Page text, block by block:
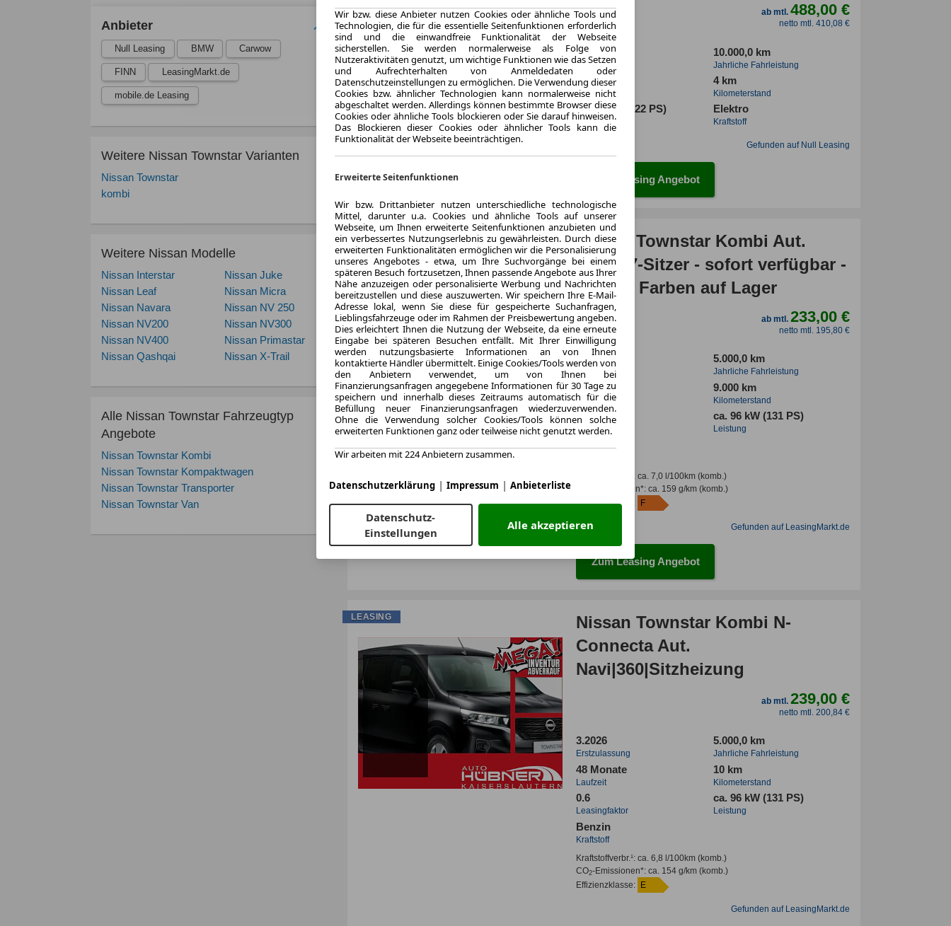
Anbieter
Null Leasing BMW Carwow
FINN LeasingMarkt.de
mobile.de Leasing
Weitere Nissan Townstar Varianten
Nissan Townstar
kombi
Weitere Nissan Modelle
Nissan Interstar
Nissan Juke
Nissan Leaf
Nissan Micra
Nissan Navara
Nissan NV 250
Nissan NV200
Nissan NV300
Nissan NV400
Nissan Primastar
Nissan Qashqai
Nissan X-Trail
Alle Nissan Townstar Fahrzeugtyp
Angebote
Nissan Townstar Kombi
Nissan Townstar Kompaktwagen
Nissan Townstar Transporter
Nissan Townstar Van
ab mtl.488,00 €
netto mtl. 410,08 €
8.2025
Erstzulassung
10.000,0 km
Jahrliche Fahrleistung
48 Monate
Laufzeit
4 km
Kilometerstand
ca. 90 kW (122 PS)
Leistung
Elektro
Kraftstoff
Gefunden auf Null Leasing
Zum Leasing Angebot
Nissan Townstar Kombi Aut.
Tekna 7-Sitzer - sofort verfügbar -
weitere Farben auf Lager
ab mtl.233,00 €
netto mtl. 195,80 €
5.2025
Erstzulassung
5.000,0 km
Jahrliche Fahrleistung
48 Monate
Laufzeit
9.000 km
Kilometerstand
0.6
Leasingfaktor
ca. 96 kW (131 PS)
Leistung
Kraftstoffverbr.¹: ca. 7,0 l/100km(komb.)
-Emissionen*: ca. 159 g/km(komb.)
Effizienzklasse:
F
Gefunden auf LeasingMarkt.de
Zum Leasing Angebot
LEASING
Nissan Townstar Kombi N-
Connecta Aut.
Navi|360|Sitzheizung
ab mtl.239,00 €
netto mtl. 200,84 €
3.2026
Erstzulassung
5.000,0 km
Jahrliche Fahrleistung
48 Monate
Laufzeit
10 km
Kilometerstand
0.6
Leasingfaktor
ca. 96 kW (131 PS)
Leistung
Benzin
Kraftstoff
Kraftstoffverbr.¹: ca. 6,8 l/100km(komb.)
CO2-Emissionen*: ca. 154 g/km(komb.)
Effizienzklasse:
E
Gefunden auf LeasingMarkt.de
LEASING
Wir bzw. diese Anbieter nutzen Cookies oder ähnliche Tools und
Technologien, die für die essentielle Seitenfunktionen erforderlich
sind und die einwandfreie Funktionalität der Webseite
sicherstellen. Sie werden normalerweise als Folge von
Nutzeraktivitäten genutzt, um wichtige Funktionen wie das Setzen
und Aufrechterhalten von Anmeldedaten oder
Datenschutzeinstellungen zu ermöglichen. Die Verwendung dieser
Cookies bzw. ähnlicher Technologien kann normalerweise nicht
abgeschaltet werden. Allerdings können bestimmte Browser diese
Cookies oder ähnliche Tools blockieren oder Sie darauf hinweisen.
Das Blockieren dieser Cookies oder ähnlicher Tools kann die
Funktionalität der Webseite beeinträchtigen.
Erweiterte Seitenfunktionen
Wir bzw. Drittanbieter nutzen unterschiedliche technologische
Mittel, darunter u.a. Cookies und ähnliche Tools auf unserer
Webseite, um Ihnen erweiterte Seitenfunktionen anzubieten und
ein verbessertes Nutzungserlebnis zu gewährleisten. Durch diese
erweiterten Funktionalitäten ermöglichen wir die Personalisierung
unseres Angebotes - etwa, um Ihre Suchvorgänge bei einem
späteren Besuch fortzusetzen, Ihnen passende Angebote aus Ihrer
Nähe anzuzeigen oder personalisierte Werbung und Nachrichten
bereitzustellen und diese auszuwerten. Wir speichern Ihre E-Mail-
Adresse lokal, wenn Sie diese für gespeicherte Suchanfragen,
Lieblingsfahrzeuge oder im Rahmen der Preisbewertung angeben.
Dies erleichtert Ihnen die Nutzung der Webseite, da eine erneute
Eingabe bei späteren Besuchen entfällt. Mit Ihrer Einwilligung
werden nutzungsbasierte Informationen an von Ihnen
kontaktierte Händler übermittelt. Einige Cookies/Tools werden von
den Anbietern verwendet, um von Ihnen bei
Finanzierungsanfragen angegebene Informationen für 30 Tage zu
speichern und innerhalb dieses Zeitraums automatisch für die
Befüllung neuer Finanzierungsanfragen wiederzuverwenden.
Ohne die Verwendung solcher Cookies/Tools können solche
erweiterten Funktionen ganz oder teilweise nicht genutzt werden.
Wir arbeiten mit 224 Anbietern zusammen.
Datenschutzerklärung | Impressum | Anbieterliste
Datenschutz-
Einstellungen
Alle akzeptieren